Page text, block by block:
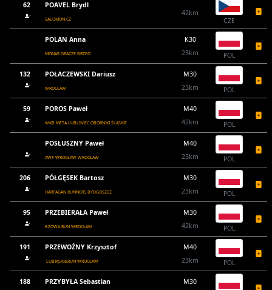
62 POAVEL Brydl
SALOMON CZ
42km
CZE
POLAN Anna
MONAR GRACZE BRZEG
K30
23km
POL
132 POŁACZEWSKI Dariusz
WROCŁAW
M30
23km
POL
59 POROS Paweł
WKB META LUBLINIEC OBORNIKI ŚLĄSKIE
M40
42km
POL
POSŁUSZNY Paweł
AWF WROCŁAW WROCŁAW
M40
23km
POL
206 PÓŁGĘSEK Bartosz
HARPAGAN RUNNERS BYDGOSZCZ
M30
23km
POL
95 PRZEBIERAŁA Paweł
BZOWA RUN WROCŁAW
M30
42km
POL
191 PRZEWOŹNY Krzysztof
LUBIĄSKI&RUN WROCŁAW
M40
23km
POL
188 PRZYBYŁA Sebastian
M30